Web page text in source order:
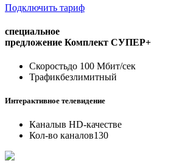
Подключить тариф
специальное
предложение Комплект СУПЕР+
Скоростьдо 100 Мбит/сек
Трафикбезлимитный
Интерактивное телевидение
Каналыв HD-качестве
Кол-во каналов130